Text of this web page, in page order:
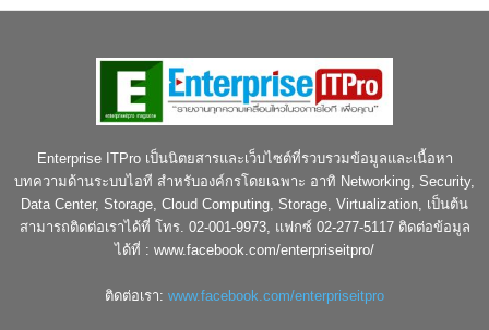
Enterprise ITPro เป็นนิตยสารและเว็บไซต์ที่รวบรวมข้อมูลและเนื้อหา
บทความด้านระบบไอที สำหรับองค์กรโดยเฉพาะ อาทิ Networking, Security,
Data Center, Storage, Cloud Computing, Storage, Virtualization, เป็นต้น
สามารถติดต่อเราได้ที่ โทร. 02-001-9973, แฟกซ์ 02-277-5117 ติดต่อข้อมูล
ได้ที่ : www.facebook.com/enterpriseitpro/
ติดต่อเรา: www.facebook.com/enterpriseitpro